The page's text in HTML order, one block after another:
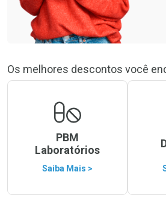
Os melhores descontos você
PBM
Laboratórios
Saiba Mais >